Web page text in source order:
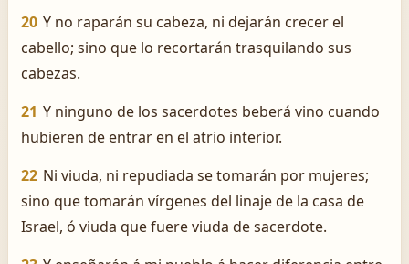
20 Y no raparán su cabeza, ni dejarán crecer el
cabello; sino que lo recortarán trasquilando sus
cabezas.
21 Y ninguno de los sacerdotes beberá vino cuando
hubieren de entrar en el atrio interior.
22 Ni viuda, ni repudiada se tomarán por mujeres;
sino que tomarán vírgenes del linaje de la casa de
Israel, ó viuda que fuere viuda de sacerdote.